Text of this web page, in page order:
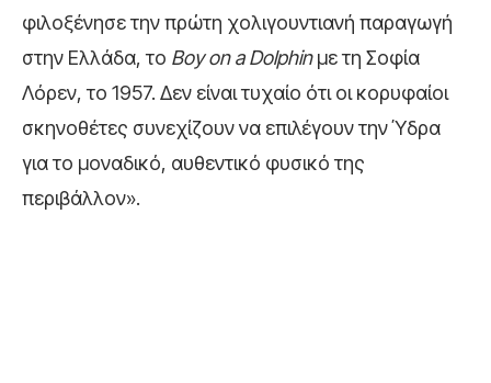
φιλοξένησε την πρώτη χολιγουντιανή παραγωγή
στην Ελλάδα, το Boy on a Dolphinμε τη Σοφία
Λόρεν, το 1957. Δεν είναι τυχαίο ότι οι κορυφαίοι
σκηνοθέτες συνεχίζουν να επιλέγουν την Ύδρα
για το μοναδικό, αυθεντικό φυσικό της
περιβάλλον».